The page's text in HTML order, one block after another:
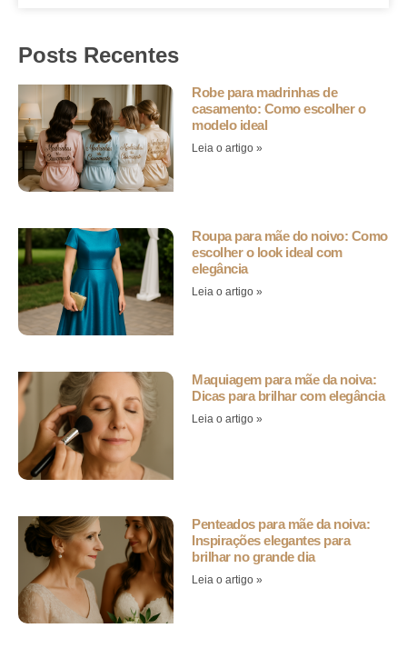
Posts Recentes
Robe para madrinhas de
casamento: Como escolher o
modelo ideal
Leia o artigo »
Roupa para mãe do noivo: Como
escolher o look ideal com
elegância
Leia o artigo »
Maquiagem para mãe da noiva:
Dicas para brilhar com elegância
Leia o artigo »
Penteados para mãe da noiva:
Inspirações elegantes para
brilhar no grande dia
Leia o artigo »